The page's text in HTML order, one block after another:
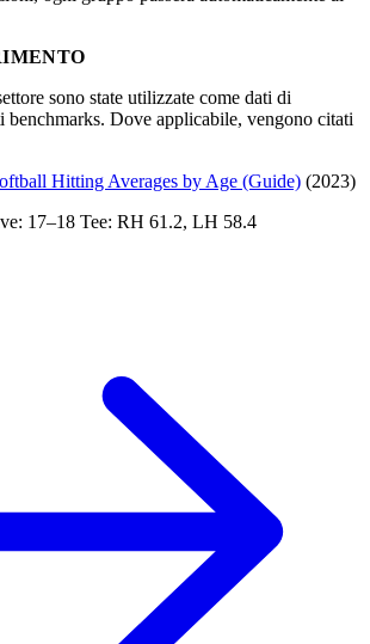
sono state utilizzate come dati di
benchmarks. Dove applicabile, vengono citati
Hitting Averages by Age (Guide) (2023)
17–18 Tee: RH 61.2, LH 58.4